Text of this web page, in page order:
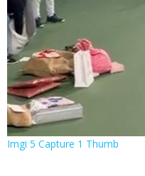
Imgi 5 Capture 1 Thumb